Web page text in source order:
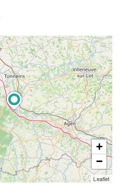
+
−
Leaflet